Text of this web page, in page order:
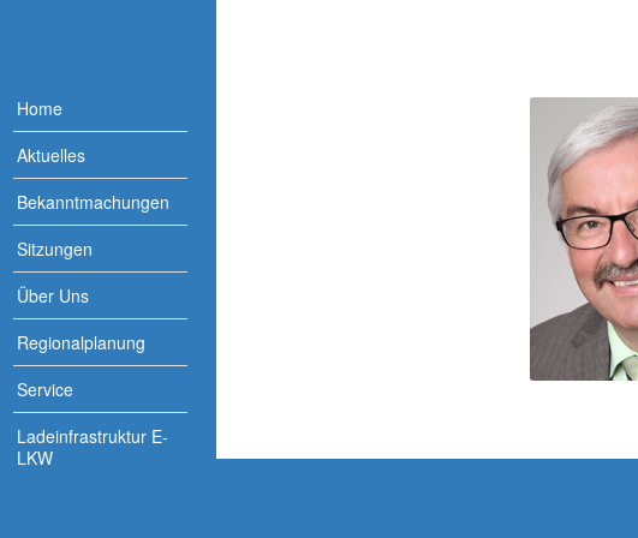
Home
Aktuelles
Bekanntmachungen
Sitzungen
Über Uns
Regionalplanung
Service
Ladeinfrastruktur E-
LKW